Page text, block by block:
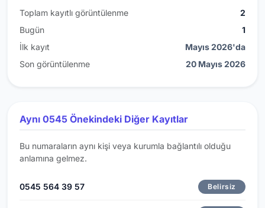
Toplam kayıtlı görüntülenme
2
Bugün
1
İlk kayıt
Mayıs 2026'da
Son görüntülenme
20 Mayıs 2026
Aynı 0545 Önekindeki Diğer Kayıtlar
Bu numaraların aynı kişi veya kurumla bağlantılı olduğu
anlamına gelmez.
0545 564 39 57 Belirsiz